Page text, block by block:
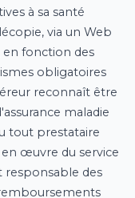
à sa santé
via un Web
en fonction des
obligatoires
reconnaît être
maladie
tout prestataire
œuvre du service
responsable des